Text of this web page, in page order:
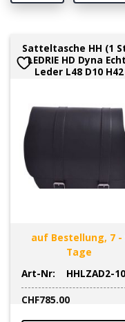
Satteltasche HH (1
LEDRIE HD Dyna
Leder L48 D10 H42
auf Bestellung, 7 -
Tage
Art-Nr:
HHLZAD2-
CHF785.00